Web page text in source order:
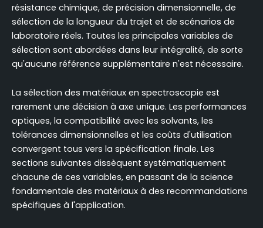
en quartz par rapport aux types jetables
Conclusion
FAQ
résistance chimique, de précision dimensionnelle, de
sélection de la longueur du trajet et de scénarios de
laboratoire réels. Toutes les principales variables de
sélection sont abordées dans leur intégralité, de sorte
qu'aucune référence supplémentaire n'est nécessaire.
La sélection des matériaux en spectroscopie est
rarement une décision à axe unique. Les performances
optiques, la compatibilité avec les solvants, les
tolérances dimensionnelles et les coûts d'utilisation
convergent tous vers la spécification finale. Les
sections suivantes dissèquent systématiquement
chacune de ces variables, en passant de la science
fondamentale des matériaux à des recommandations
spécifiques à l'application.